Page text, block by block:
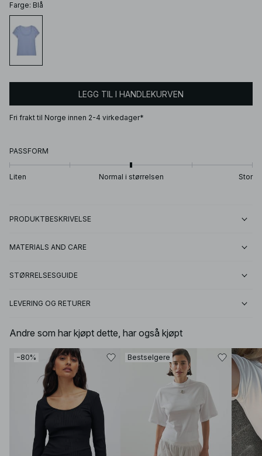
Farge: Blå
LEGG TIL I HANDLEKURVEN
Fri frakt til Norge innen 2-4 virkedager*
PASSFORM
Liten Normal i størrelsen Stor
PRODUKTBESKRIVELSE
MATERIALS AND CARE
STØRRELSESGUIDE
LEVERING OG RETURER
Andre som har kjøpt dette, har også kjøpt
−80% Bestselgere